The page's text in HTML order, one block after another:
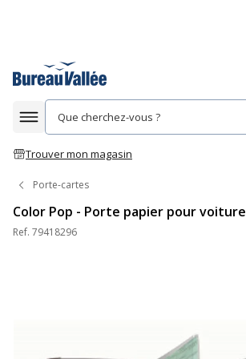
Afficher la navigation
Trouver mon magasin
Porte-cartes
Color Pop - Porte papier pour voiture
Ref. 79418296